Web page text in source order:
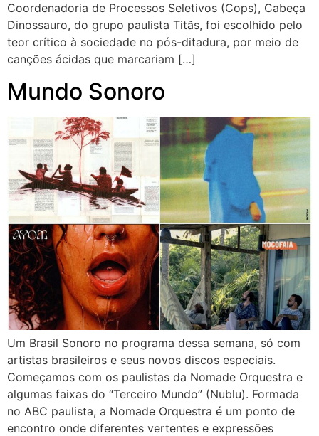
Coordenadoria de Processos Seletivos (Cops), Cabeça
Dinossauro, do grupo paulista Titãs, foi escolhido pelo
teor crítico à sociedade no pós-ditadura, por meio de
canções ácidas que marcariam […]
Mundo Sonoro
Um Brasil Sonoro no programa dessa semana, só com
artistas brasileiros e seus novos discos especiais.
Começamos com os paulistas da Nomade Orquestra e
algumas faixas do “Terceiro Mundo” (Nublu). Formada
no ABC paulista, a Nomade Orquestra é um ponto de
encontro onde diferentes vertentes e expressões